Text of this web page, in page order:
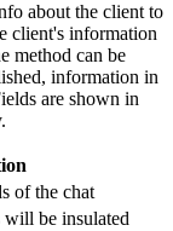
about the client to
client's information
method can be
information in
are shown in
of the chat
will be insulated